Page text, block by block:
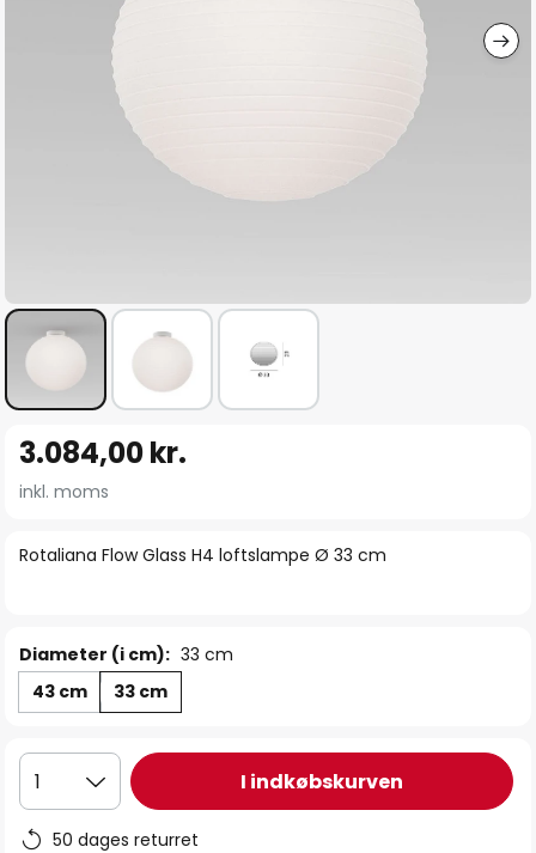
starten
billedgalleriet
Rotaliana Flow Glass H4 loftslampe Ø 33 cm
3.084,00 kr.
inkl. moms
Diameter (i cm): 33 cm
43 cm
33 cm
1 I indkøbskurven
50 dages returret